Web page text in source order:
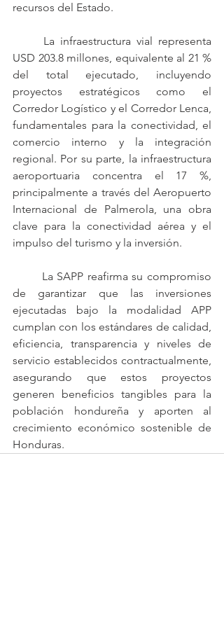
recursos del Estado.
USD 203.8 millones, equivalente al 21 %
del total ejecutado, incluyendo
proyectos estratégicos como el
Corredor Logístico y el Corredor Lenca,
fundamentales para la conectividad, el
comercio interno y la integración
regional. Por su parte, la infraestructura
aeroportuaria concentra el 17 %,
principalmente a través del Aeropuerto
Internacional de Palmerola, una obra
clave para la conectividad aérea y el
impulso del turismo y la inversión.
de garantizar que las inversiones
ejecutadas bajo la modalidad APP
cumplan con los estándares de calidad,
eficiencia, transparencia y niveles de
servicio establecidos contractualmente,
asegurando que estos proyectos
generen beneficios tangibles para la
población hondureña y aporten al
crecimiento económico sostenible de
Honduras.